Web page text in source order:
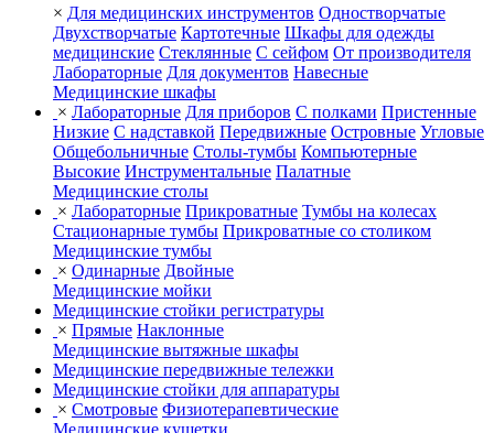
× Для медицинских инструментов Одностворчатые
Двухстворчатые Картотечные Шкафы для одежды
медицинские Стеклянные С сейфом От производителя
Лабораторные Для документов Навесные
Медицинские шкафы
× Лабораторные Для приборов С полками Пристенные
Низкие С надставкой Передвижные Островные Угловые
Общебольничные Столы-тумбы Компьютерные
Высокие Инструментальные Палатные
Медицинские столы
× Лабораторные Прикроватные Тумбы на колесах
Стационарные тумбы Прикроватные со столиком
Медицинские тумбы
× Одинарные Двойные
Медицинские мойки
Медицинские стойки регистратуры
× Прямые Наклонные
Медицинские вытяжные шкафы
Медицинские передвижные тележки
Медицинские стойки для аппаратуры
× Смотровые Физиотерапевтические
Медицинские кушетки